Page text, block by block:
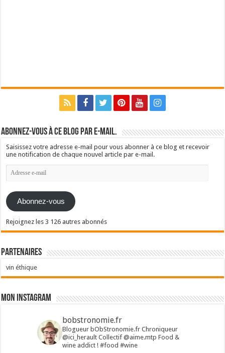
Abonnez-vous à ce blog par e-mail.
Saisissez votre adresse e-mail pour vous abonner à ce blog et recevoir
une notification de chaque nouvel article par e-mail.
Adresse
e-
Abonnez-vous
Rejoignez les 3 126 autres abonnés
Partenaires
vin éthique
Mon Instagram
bobstronomie.fr
Blogueur bObStronomie.fr Chroniqueur
@ici_heraultCollectif @aime.mtp Food &
wine addict !#food #wine